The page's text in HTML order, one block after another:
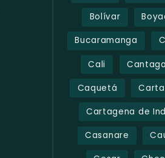
Bolívar
Bucaramanga
Cali
Caquetá
Cartagena de
Casanare